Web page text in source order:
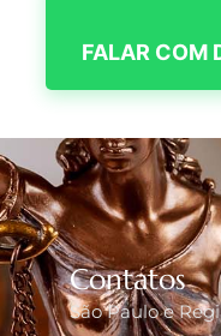
FALAR COM
Contatos
São Paulo e